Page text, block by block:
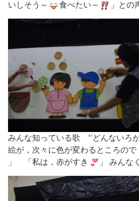
いしそう～
食べたい～ 」との
みんな知っている歌 ‘‘どんないろ
絵が，次々に色が変わるところので
」 「私は，赤がすき
」 みんな